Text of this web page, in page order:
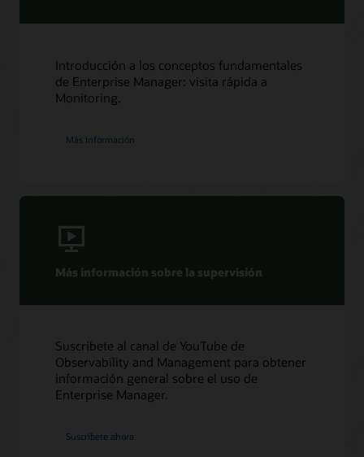
Introducción a los conceptos fundamentales
de Enterprise Manager: visita rápida a
Monitoring.
Más información
Más información sobre la supervisión
Suscríbete al canal de YouTube de
Observability and Management para obtener
información general sobre el uso de
Enterprise Manager.
Suscríbete ahora